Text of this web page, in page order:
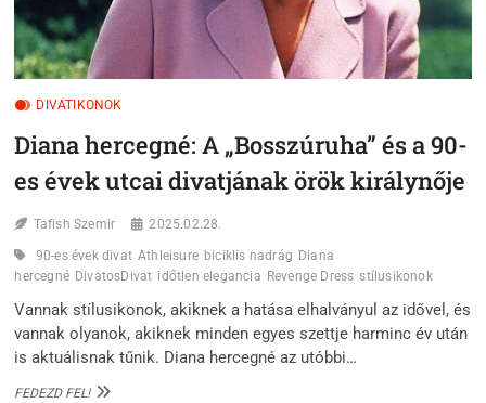
DIVATIKONOK
Diana hercegné: A „Bosszúruha” és a 90-
es évek utcai divatjának örök királynője
Tafish Szemir 2025.02.28.
90-es évek divat Athleisure biciklis nadrág Diana
hercegné DivatosDivat időtlen elegancia Revenge Dress stílusikonok
Vannak stílusikonok, akiknek a hatása elhalványul az idővel, és
vannak olyanok, akiknek minden egyes szettje harminc év után
is aktuálisnak tűnik. Diana hercegné az utóbbi…
FEDEZD FEL!DIANA